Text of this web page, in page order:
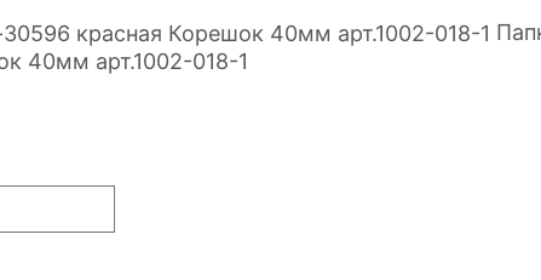
40мм арт.1002-018-1